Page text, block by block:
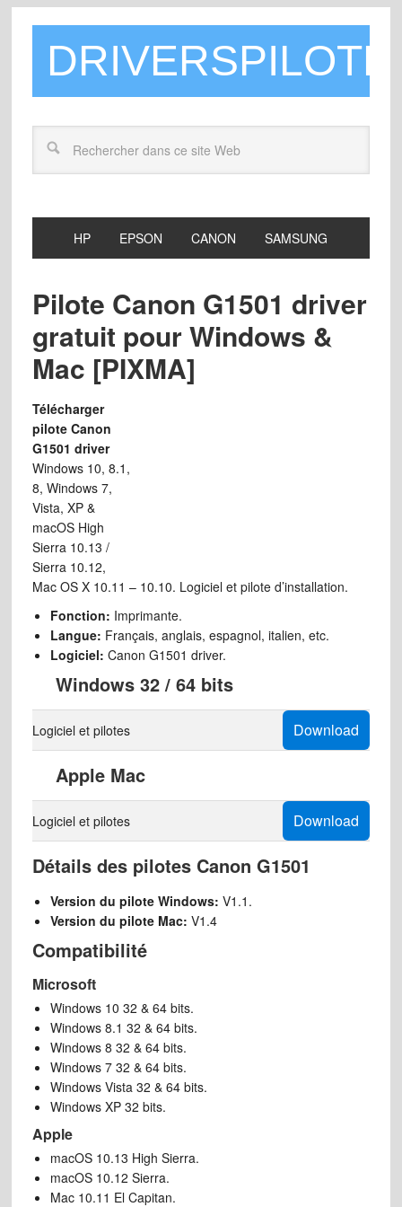
HP EPSON CANON SAMSUNG
Pilote Canon G1501 driver
gratuit pour Windows &
Mac [PIXMA]
Télécharger
pilote Canon
G1501 driver
Windows 10, 8.1,
8, Windows 7,
Vista, XP &
macOS High
Sierra 10.13 /
Sierra 10.12,
Mac OS X 10.11 – 10.10. Logiciel et pilote d’installation.
Fonction: Imprimante.
Langue: Français, anglais, espagnol, italien, etc.
Logiciel: Canon G1501 driver.
Windows 32 / 64 bits
Logiciel et pilotes Download
Apple Mac
Logiciel et pilotes Download
Détails des pilotes Canon G1501
Version du pilote Windows: V1.1.
Version du pilote Mac: V1.4
Compatibilité
Microsoft
Windows 10 32 & 64 bits.
Windows 8.1 32 & 64 bits.
Windows 8 32 & 64 bits.
Windows 7 32 & 64 bits.
Windows Vista 32 & 64 bits.
Windows XP 32 bits.
Apple
macOS 10.13 High Sierra.
macOS 10.12 Sierra.
Mac 10.11 El Capitan.